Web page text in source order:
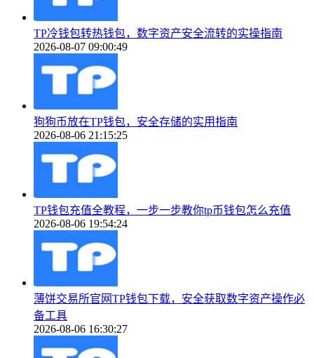
TP冷钱包转热钱包，数字资产安全流转的实操指南
2026-08-07 09:00:49
狗狗币放在TP钱包，安全存储的实用指南
2026-08-06 21:15:25
TP钱包充值全教程，一步一步教你tp币钱包怎么充值
2026-08-06 19:54:24
薄饼交易所官网TP钱包下载，安全获取数字资产操作必
备工具
2026-08-06 16:30:27